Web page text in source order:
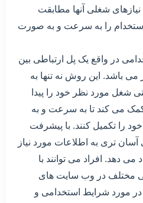
شغلی آنها مطابقت
استخدام را به سرعت و به صورت
در واقع یک پل ارتباطی بین
باشد. این روش نه تنها به
شغل مورد نظر خود را پیدا
کمک می کند تا به سرعت و به
را تکمیل کنند. با پیشرفت
تری به اطلاعات مورد نیاز
دهد. افراد می توانند با
مختلف در وب سایت های
مورد شرایط استخدامی و